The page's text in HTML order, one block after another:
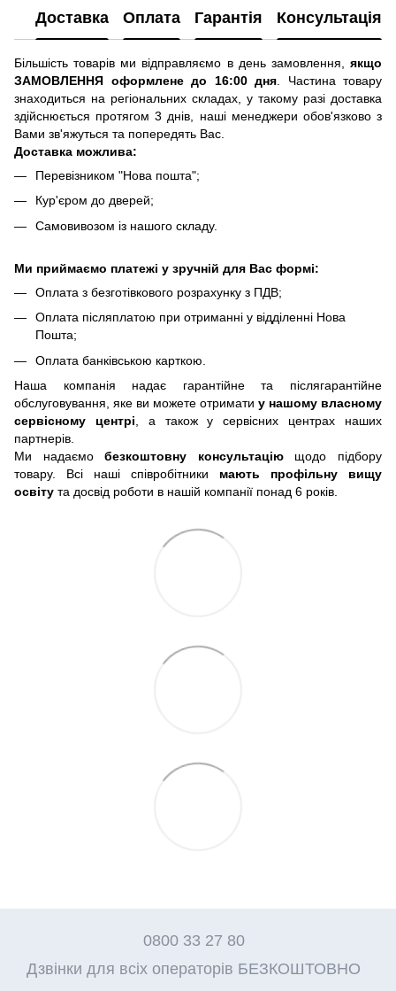
Доставка Оплата Гарантія Консультація
Більшість товарів ми відправляємо в день замовлення, якщо
ЗАМОВЛЕННЯ оформлене до 16:00 дня . Частина товару
знаходиться на регіональних складах, у такому разі доставка
здійснюється протягом 3 днів, наші менеджери обов'язково з
Вами зв'яжуться та попередять Вас.
Доставка можлива:
Перевізником "Нова пошта";
Кур'єром до дверей;
Самовивозом із нашого складу.
Ми приймаємо платежі у зручній для Вас формі:
Оплата з безготівкового розрахунку з ПДВ;
Оплата післяплатою при отриманні у відділенні Нова
Пошта;
Оплата банківською карткою.
Наша компанія надає гарантійне та післягарантійне
обслуговування, яке ви можете отримати у нашому власному
сервісному центрі, а також у сервісних центрах наших
партнерів.
Ми надаємобезкоштовну консультаціющодо підбору
товару. Всі наші співробітники мають профільну вищу
освіту та досвід роботи в нашій компанії понад 6 років.
0800 33 27 80
Дзвінки для всіх операторів БЕЗКОШТОВНО